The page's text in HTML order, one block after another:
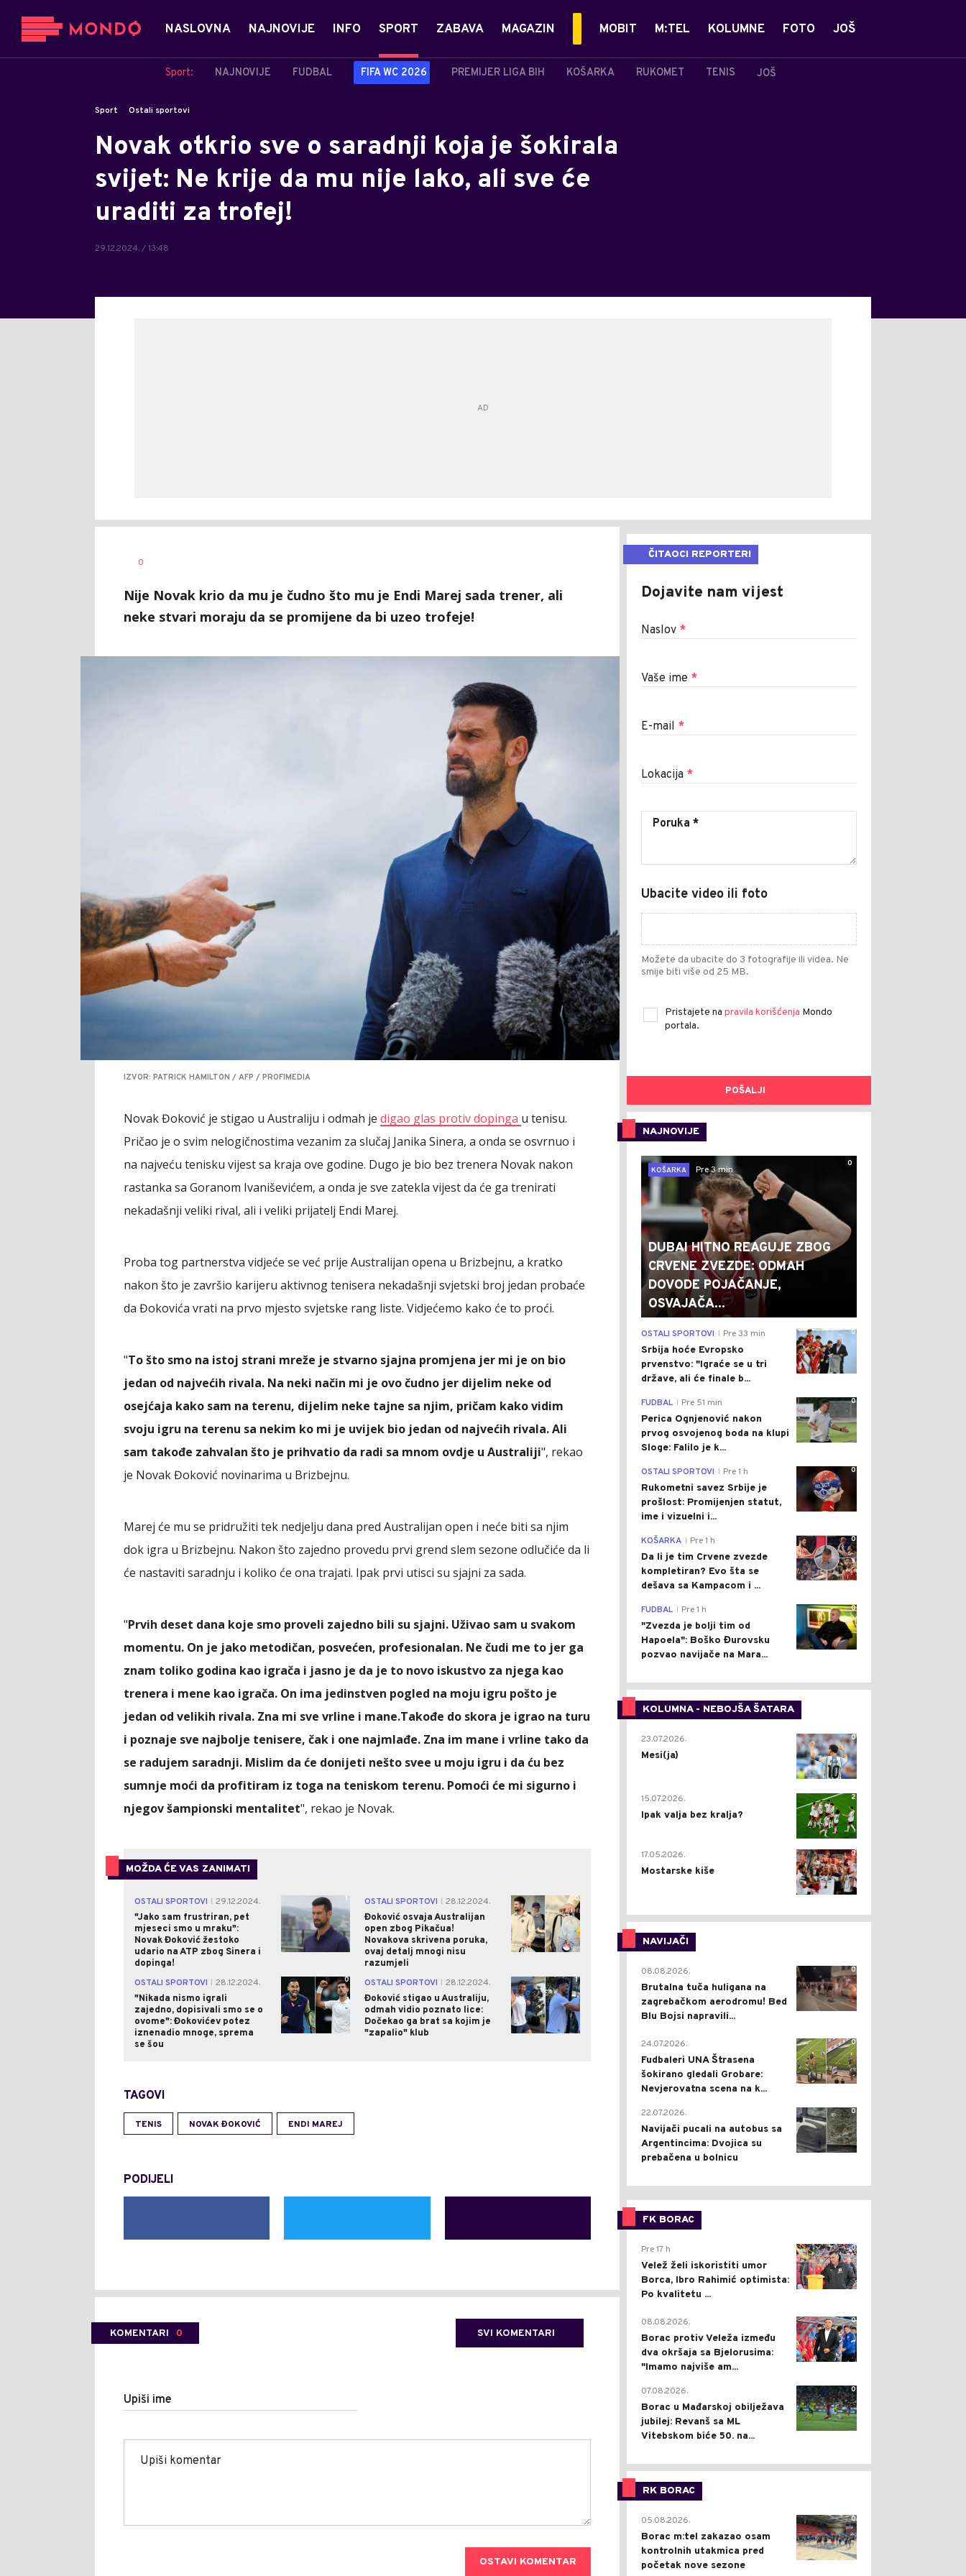
NASLOVNA NAJNOVIJE INFO SPORT
Sport: NAJNOVIJE FUDBAL FIFA WC 2026 PREMIJER LIGA BIH KOŠARKA RUKOMET TENIS JOŠ
ZABAVA MAGAZIN MOBIT M:TEL KOLUMNE FOTO JOŠ
Sport Ostali sportovi
Novak otkrio sve o saradnji koja je šokirala
svijet: Ne krije da mu nije lako, ali sve će
uraditi za trofej!
29.12.2024. / 13:48
0
Nije Novak krio da mu je čudno što mu je Endi Marej sada trener, ali
neke stvari moraju da se promijene da bi uzeo trofeje!
IZVOR: PATRICK HAMILTON / AFP / PROFIMEDIA
Novak Đoković je stigao u Australiju i odmah je digao glas protiv dopinga u tenisu.
Pričao je o svim nelogičnostima vezanim za slučaj Janika Sinera, a onda se osvrnuo i
na najveću tenisku vijest sa kraja ove godine. Dugo je bio bez trenera Novak nakon
rastanka sa Goranom Ivaniševićem, a onda je sve zatekla vijest da će ga trenirati
nekadašnji veliki rival, ali i veliki prijatelj Endi Marej.
Proba tog partnerstva vidjeće se već prije Australijan opena u Brizbejnu, a kratko
nakon što je završio karijeru aktivnog tenisera nekadašnji svjetski broj jedan probaće
da Đokovića vrati na prvo mjesto svjetske rang liste. Vidjećemo kako će to proći.
"To što smo na istoj strani mreže je stvarno sjajna promjena jer mi je on bio
jedan od najvećih rivala. Na neki način mi je ovo čudno jer dijelim neke od
osejćaja kako sam na terenu, dijelim neke tajne sa njim, pričam kako vidim
svoju igru na terenu sa nekim ko mi je uvijek bio jedan od najvećih rivala. Ali
sam takođe zahvalan što je prihvatio da radi sa mnom ovdje u Australiji", rekao
je Novak Đoković novinarima u Brizbejnu.
Marej će mu se pridružiti tek nedjelju dana pred Australijan open i neće biti sa njim
dok igra u Brizbejnu. Nakon što zajedno provedu prvi grend slem sezone odlučiće da li
će nastaviti saradnju i koliko će ona trajati. Ipak prvi utisci su sjajni za sada.
"Prvih deset dana koje smo proveli zajedno bili su sjajni. Uživao sam u svakom
momentu. On je jako metodičan, posvećen, profesionalan. Ne čudi me to jer ga
znam toliko godina kao igrača i jasno je da je to novo iskustvo za njega kao
trenera i mene kao igrača. On ima jedinstven pogled na moju igru pošto je
jedan od velikih rivala. Zna mi sve vrline i mane.Takođe do skora je igrao na turu
i poznaje sve najbolje tenisere, čak i one najmlađe. Zna im mane i vrline tako da
se radujem saradnji. Mislim da će donijeti nešto svee u moju igru i da ću bez
sumnje moći da profitiram iz toga na teniskom terenu. Pomoći će mi sigurno i
njegov šampionski mentalitet", rekao je Novak.
MOŽDA ĆE VAS ZANIMATI
OSTALI SPORTOVI
29.12.2024.
"Jako sam frustriran, pet
mjeseci smo u mraku":
Novak Đoković žestoko
udario na ATP zbog Sinera i
dopinga!
1 OSTALI SPORTOVI
28.12.2024.
Đoković osvaja Australijan
open zbog Pikačua!
Novakova skrivena poruka,
ovaj detalj mnogi nisu
razumjeli
0
OSTALI SPORTOVI
28.12.2024.
"Nikada nismo igrali
zajedno, dopisivali smo se o
ovome": Đokovićev potez
iznenadio mnoge, sprema
se šou
0 OSTALI SPORTOVI
28.12.2024.
Đoković stigao u Australiju,
odmah vidio poznato lice:
Dočekao ga brat sa kojim je
"zapalio" klub
1
TAGOVI
TENIS NOVAK ĐOKOVIĆ ENDI MAREJ
PODIJELI
KOMENTARI 0 SVI KOMENTARI
Upiši ime
OSTAVI KOMENTAR
ČITAOCI REPORTERI
Dojavite nam vijest
Naslov *
Vaše ime *
E-mail *
Lokacija *
Ubacite video ili foto
Možete da ubacite do 3 fotografije ili videa. Ne
smije biti više od 25 MB.
Pristajete na pravila korišćenja Mondo
portala.
POŠALJI
NAJNOVIJE
0
KOŠARKA
Pre 3 min
DUBAI HITNO REAGUJE ZBOG
CRVENE ZVEZDE: ODMAH
DOVODE POJAČANJE,
OSVAJAČA...
0
OSTALI SPORTOVI Pre 33 min
Srbija hoće Evropsko
prvenstvo: "Igraće se u tri
države, ali će finale b...
0
FUDBAL Pre 51 min
Perica Ognjenović nakon
prvog osvojenog boda na klupi
Sloge: Falilo je k...
0
OSTALI SPORTOVI Pre 1 h
Rukometni savez Srbije je
prošlost: Promijenjen statut,
ime i vizuelni i...
0
KOŠARKA Pre 1 h
Da li je tim Crvene zvezde
kompletiran? Evo šta se
dešava sa Kampacom i ...
0
FUDBAL Pre 1 h
"Zvezda je bolji tim od
Hapoela": Boško Đurovsku
pozvao navijače na Mara...
KOLUMNA - NEBOJŠA ŠATARA
0
23.07.2026.
Mesi(ja)
2
15.07.2026.
Ipak valja bez kralja?
0
17.05.2026.
Mostarske kiše
NAVIJAČI
0
08.08.2026.
Brutalna tuča huligana na
zagrebačkom aerodromu! Bed
Blu Bojsi napravili...
0
24.07.2026.
Fudbaleri UNA Štrasena
šokirano gledali Grobare:
Nevjerovatna scena na k...
0
22.07.2026.
Navijači pucali na autobus sa
Argentincima: Dvojica su
prebačena u bolnicu
FK BORAC
0
Pre 17 h
Velež želi iskoristiti umor
Borca, Ibro Rahimić optimista:
Po kvalitetu ...
0
08.08.2026.
Borac protiv Veleža između
dva okršaja sa Bjelorusima:
"Imamo najviše am...
0
07.08.2026.
Borac u Mađarskoj obilježava
jubilej: Revanš sa ML
Vitebskom biće 50. na...
RK BORAC
0
05.08.2026.
Borac m:tel zakazao osam
kontrolnih utakmica pred
početak nove sezone